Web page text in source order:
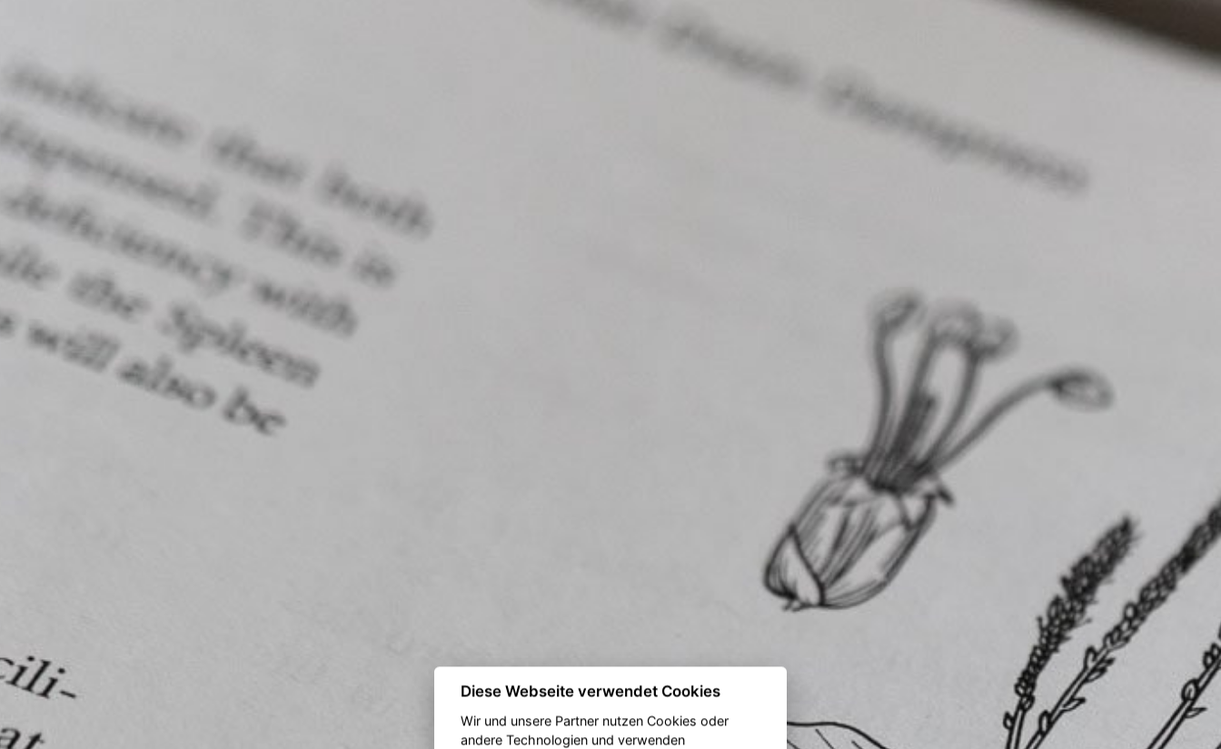
Diese Webseite verwendet Cookies
Wir und unsere Partner nutzen Cookies oder
andere Technologien und verwenden